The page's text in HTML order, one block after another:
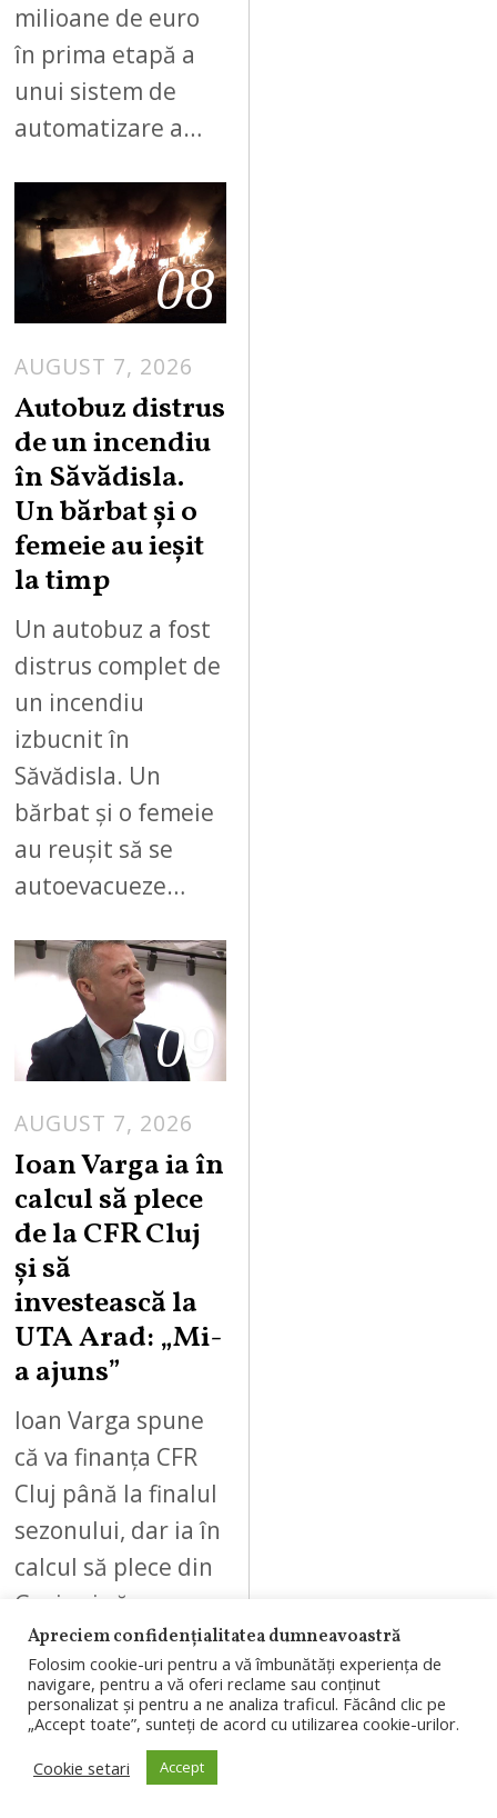
milioane de euro
în prima etapă a
unui sistem de
automatizare a…
08
AUGUST 7, 2026
Autobuz distrus
de un incendiu
în Săvădisla.
Un bărbat și o
femeie au ieșit
la timp
Un autobuz a fost
distrus complet de
un incendiu
izbucnit în
Săvădisla. Un
bărbat și o femeie
au reușit să se
autoevacueze…
09
AUGUST 7, 2026
Ioan Varga ia în
calcul să plece
de la CFR Cluj
și să
investească la
UTA Arad: „Mi-
a ajuns”
Ioan Varga spune
că va finanța CFR
Cluj până la finalul
sezonului, dar ia în
calcul să plece din
Gruia și să…
10
Apreciem confidențialitatea dumneavoastră
Folosim cookie-uri pentru a vă îmbunătăți experiența de
navigare, pentru a vă oferi reclame sau conținut
personalizat și pentru a ne analiza traficul. Făcând clic pe
„Accept toate”, sunteți de acord cu utilizarea cookie-urilor.
Cookie setari
Accept